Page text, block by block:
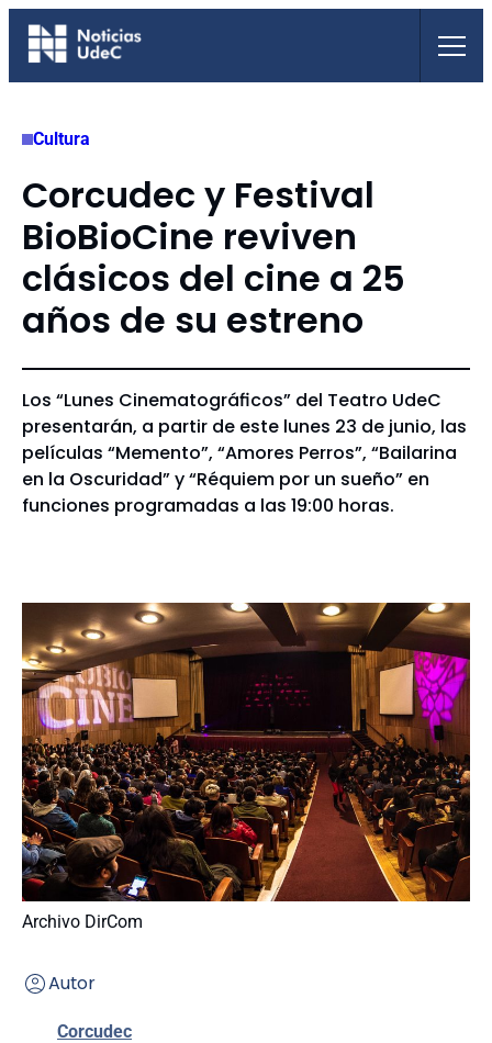
Saltar
Cultura
Corcudec y Festival
BioBioCine reviven
clásicos del cine a 25
años de su estreno
Los “Lunes Cinematográficos” del Teatro UdeC
presentarán, a partir de este lunes 23 de junio, las
películas “Memento”, “Amores Perros”, “Bailarina
en la Oscuridad” y “Réquiem por un sueño” en
funciones programadas a las 19:00 horas.
Archivo DirCom
Autor
Corcudec